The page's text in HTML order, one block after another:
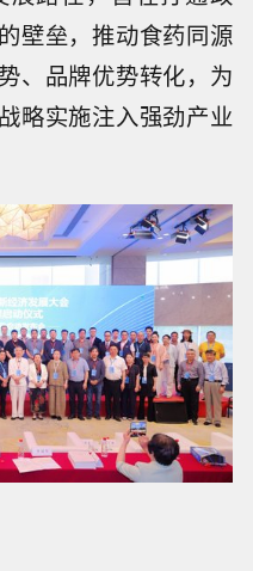
壁垒，推动食药同源
、品牌优势转化，为
略实施注入强劲产业